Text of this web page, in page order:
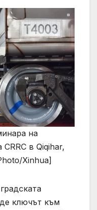
на
в Qiqihar,
Xinhua]
ключът към